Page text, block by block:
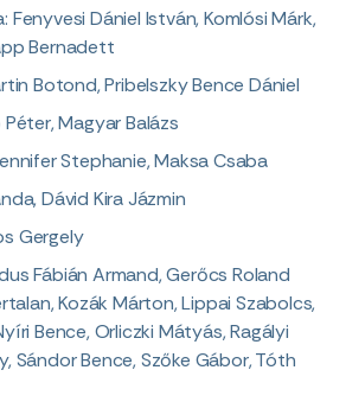
Dániel István, Komlósi Márk,
Bernadett
Botond, Pribelszky Bence Dániel
Péter, Magyar Balázs
Stephanie, Maksa Csaba
Dávid Kira Jázmin
Gergely
Fábián Armand, Gerőcs Roland
Kozák Márton, Lippai Szabolcs,
Bence, Orliczki Mátyás, Ragályi
Sándor Bence, Szőke Gábor, Tóth